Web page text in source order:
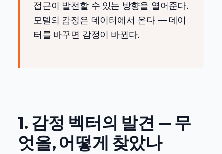
접근이 발전할 수 있는 방향을 열어준다.
모델의 감정은 데이터에서 온다 — 데이
터를 바꾸면 감정이 바뀐다.
1. 감정 벡터의 발견 — 무
엇을, 어떻게 찾았나